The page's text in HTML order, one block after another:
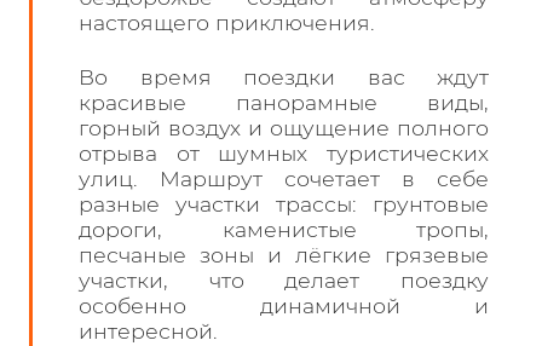
настоящего приключения.
Во время поездки вас ждут
красивые панорамные виды,
горный воздух и ощущение полного
отрыва от шумных туристических
улиц. Маршрут сочетает в себе
разные участки трассы: грунтовые
дороги, каменистые тропы,
песчаные зоны и лёгкие грязевые
участки, что делает поездку
особенно динамичной и
интересной.